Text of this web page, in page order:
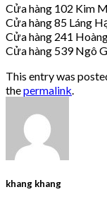
Cửa hàng 102 Kim
Cửa hàng 85 Láng
Cửa hàng 241
Cửa hàng 539 Ngô
This entry was
thepermalink.
khang khang